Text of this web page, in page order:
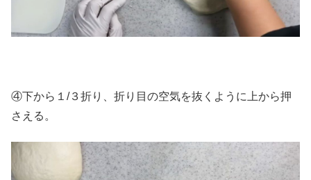
④下から１/３折り、折り目の空気を抜くように上から押
さえる。